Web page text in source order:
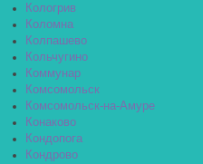
Кологрив
Коломна
Колпашево
Кольчугино
Коммунар
Комсомольск
Комсомольск-на-Амуре
Конаково
Кондопога
Кондрово